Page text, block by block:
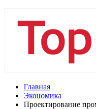
Главная
Экономика
Проектирование